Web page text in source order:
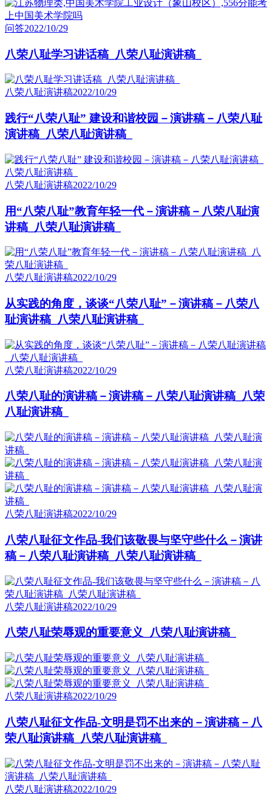
问答2022/10/29
八荣八耻学习讲话稿_八荣八耻演讲稿_
八荣八耻演讲稿2022/10/29
践行“八荣八耻” 建设和谐校园－演讲稿－八荣八耻
演讲稿_八荣八耻演讲稿_
八荣八耻演讲稿2022/10/29
用“八荣八耻”教育年轻一代－演讲稿－八荣八耻演
讲稿_八荣八耻演讲稿_
八荣八耻演讲稿2022/10/29
从实践的角度，谈谈“八荣八耻”－演讲稿－八荣八
耻演讲稿_八荣八耻演讲稿_
八荣八耻演讲稿2022/10/29
八荣八耻的演讲稿－演讲稿－八荣八耻演讲稿_八荣
八耻演讲稿_
八荣八耻演讲稿2022/10/29
八荣八耻征文作品-我们该敬畏与坚守些什么－演讲
稿－八荣八耻演讲稿_八荣八耻演讲稿_
八荣八耻演讲稿2022/10/29
八荣八耻荣辱观的重要意义_八荣八耻演讲稿_
八荣八耻演讲稿2022/10/29
八荣八耻征文作品-文明是罚不出来的－演讲稿－八
荣八耻演讲稿_八荣八耻演讲稿_
八荣八耻演讲稿2022/10/29